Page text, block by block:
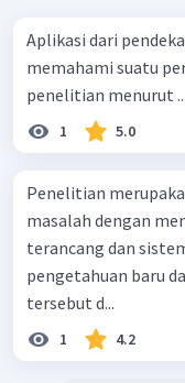
Aplikasi dari
memahami suatu
penelitian menurut ...
1 5.0
Penelitian
masalah dengan
terancang dan
pengetahuan baru
tersebut d...
1 4.2